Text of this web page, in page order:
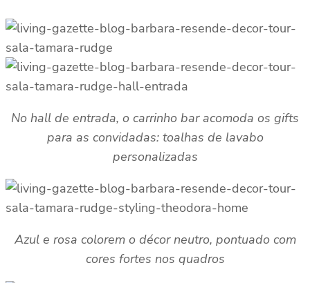
No hall de entrada, o carrinho bar acomoda os gifts
para as convidadas: toalhas de lavabo
personalizadas
Azul e rosa colorem o décor neutro, pontuado com
cores fortes nos quadros